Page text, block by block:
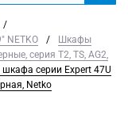
/
NETKO
/
Шкафы
серия T2, TS, AG2,
серии Expert 47U
Netko